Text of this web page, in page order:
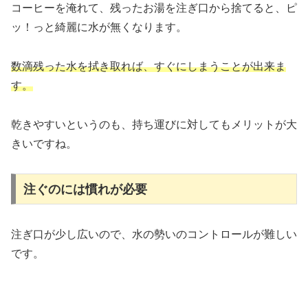
コーヒーを淹れて、残ったお湯を注ぎ口から捨てると、ピ
ッ！っと綺麗に水が無くなります。
数滴残った水を拭き取れば、すぐにしまうことが出来ま
す。
乾きやすいというのも、持ち運びに対してもメリットが大
きいですね。
注ぐのには慣れが必要
注ぎ口が少し広いので、水の勢いのコントロールが難しい
です。